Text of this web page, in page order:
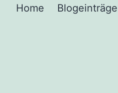
Home Blogeinträge